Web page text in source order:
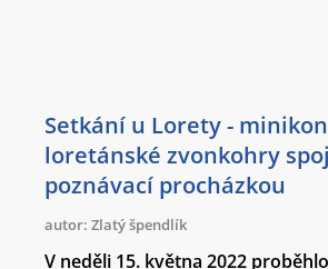
Setkání u Lorety -
loretánské zvonkohry
poznávací procházkou
autor: Zlatý špendlík
V neděli 15. května 2022